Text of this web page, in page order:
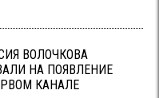
ВОЛОЧКОВА
НА ПОЯВЛЕНИЕ
КАНАЛЕ